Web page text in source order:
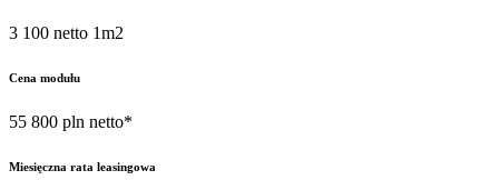
3 100 netto 1m2
Cena modułu
55 800 pln netto*
Miesięczna rata leasingowa